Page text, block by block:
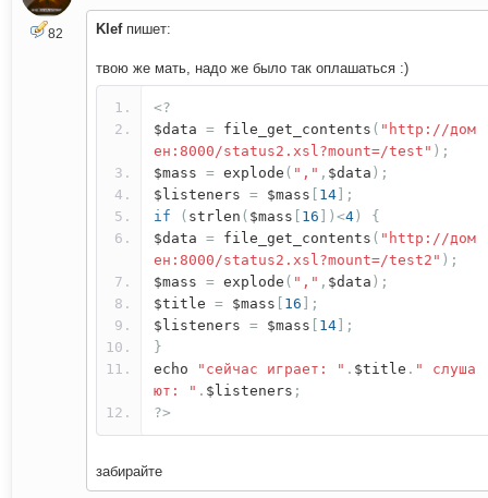
82 Klefпишет:
твою же мать, надо же было так оплашаться :)
<?
$data = file_get_contents ( "http://дом
ен:8000/status2.xsl?mount=/test" );
$mass = explode ( "," , $data );
$listeners = $mass 14 ];
if
( strlen ( $mass 16 ])<4 )
{
$data = file_get_contents ( "http://дом
ен:8000/status2.xsl?mount=/test2" );
$mass = explode ( "," , $data );
$title = $mass 16 ];
$listeners = $mass 14 ];
}
echo
"сейчас играет: " . $title . " слуша
ют: " . $listeners ;
?>
забирайте